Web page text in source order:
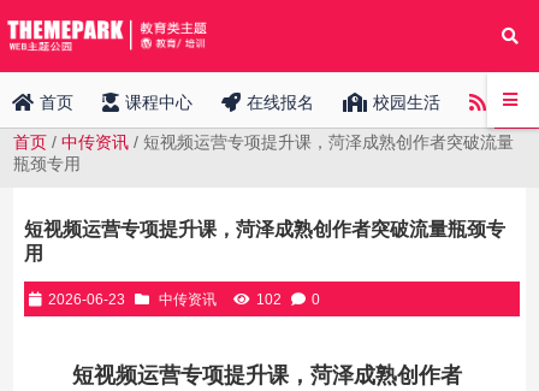
首页 课程中心 在线报名 校园生活 中传
首页 /中传资讯 / 短视频运营专项提升课，菏泽成熟创作者突破流量
瓶颈专用
短视频运营专项提升课，菏泽成熟创作者突破流量瓶颈专
用
2026-06-23 中传资讯 102 0
短视频运营专项提升课，菏泽成熟创作者